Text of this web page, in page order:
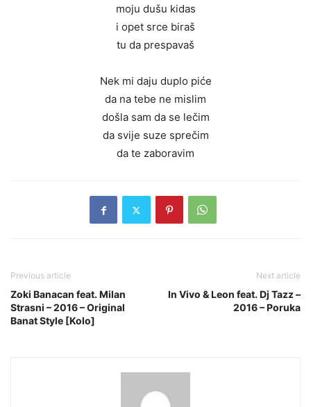
moju dušu kidas
i opet srce biraš
tu da prespavaš
Nek mi daju duplo piće
da na tebe ne mislim
došla sam da se lečim
da svije suze sprečim
da te zaboravim
Previous article
Zoki Banacan feat. Milan
Strasni – 2016 – Original
Banat Style [Kolo]
Next article
In Vivo & Leon feat. Dj Tazz –
2016 – Poruka